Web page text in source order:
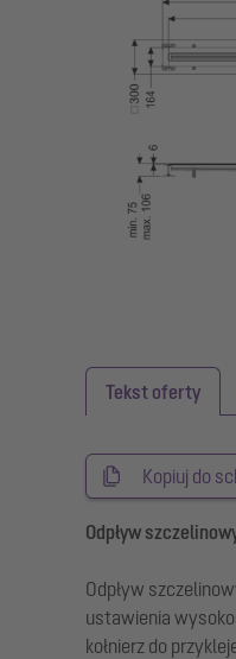
Tekst oferty
Kopiuj do
Odpływ
Odpływ
ustawienia
kołnierz do